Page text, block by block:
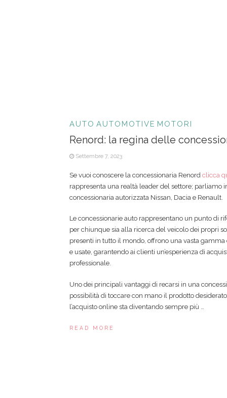
AUTO AUTOMOTIVE MOTORI
Renord: la regina delle
Settembre 7, 2023
Se vuoi conoscere la concessionaria Renord clicca
rappresenta una realtà leader del settore; parliamo
concessionaria autorizzata Nissan, Dacia e Renault.
Le concessionarie auto rappresentano un punto di
per chiunque sia alla ricerca del veicolo dei propri
presenti in tutto il mondo, offrono una vasta
e usate, garantendo ai clienti un’esperienza di
professionale.
Uno dei principali vantaggi di recarsi in una
possibilità di toccare con mano il prodotto
l’acquisto online sta diventando sempre più …
READ MORE